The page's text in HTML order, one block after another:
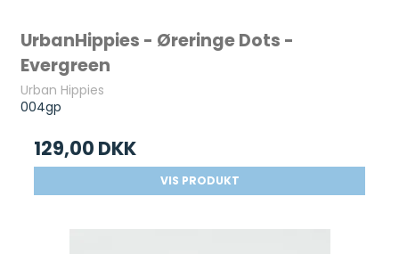
UrbanHippies - Øreringe Dots -
Evergreen
Urban Hippies
004gp
129,00 DKK
VIS PRODUKT